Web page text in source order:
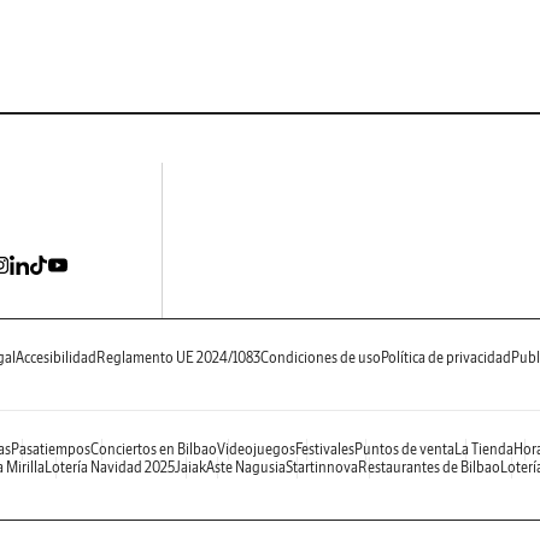
Accesibilidad Reglamento UE 2024/1083Condiciones de uso Política de privacidad
PasatiemposConciertos en BilbaoVideojuegosFestivalesPuntos de venta La Tienda
Mirilla Lotería Navidad 2025JaiakAste NagusiaStartinnova Restaurantes de Bilbao